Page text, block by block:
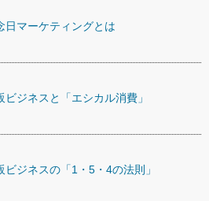
マーケティングとは
ジネスと「エシカル消費」
ジネスの「1・5・4の法則」